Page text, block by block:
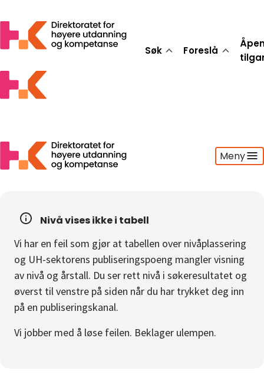
Søk Foreslå
Meny
Foreslå
Statistikk
Aktuelt
Om
Gå til innlogging
Nivå vises ikke i tabell
Vi har en feil som gjør at tabellen over nivåplassering
og UH-sektorens publiseringspoeng mangler visning
av nivå og årstall. Du ser rett nivå i søkeresultatet og
øverst til venstre på siden når du har trykket deg inn
på en publiseringskanal.
Vi jobber med å løse feilen. Beklager ulempen.